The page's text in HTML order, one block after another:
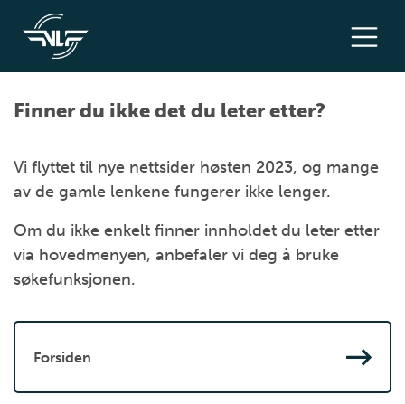
Finner du ikke det du leter etter?
Vi flyttet til nye nettsider høsten 2023, og mange
av de gamle lenkene fungerer ikke lenger.
Om du ikke enkelt finner innholdet du leter etter
via hovedmenyen, anbefaler vi deg å bruke
søkefunksjonen.
Forsiden